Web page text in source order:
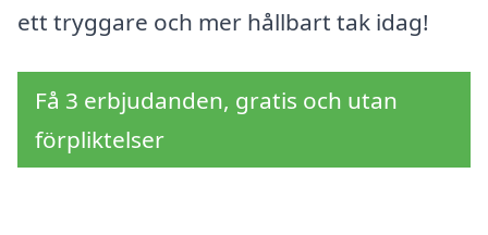
ett tryggare och mer hållbart tak idag!
Få 3 erbjudanden, gratis och utan
förpliktelser